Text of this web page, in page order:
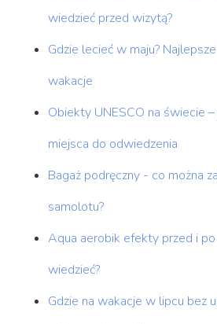
wiedzieć przed wizytą?
Gdzie lecieć w maju?
wakacje
Obiekty UNESCO na świecie
miejsca do odwiedzenia
Bagaż podręczny - co można
samolotu?
Aqua aerobik efekty przed i
wiedzieć?
Gdzie na wakacje w lipcu bez